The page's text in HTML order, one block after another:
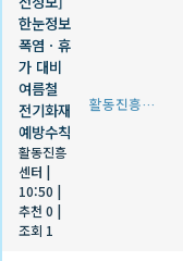
한눈정보
폭염ㆍ휴
가 대비
여름철
전기화재
예방수칙
활동진흥
센터 |
10:50 |
추천 0 |
조회 1
활동진흥센터